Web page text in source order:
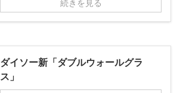
続きを見る
ダイソー新「ダブルウォールグラ
ス」